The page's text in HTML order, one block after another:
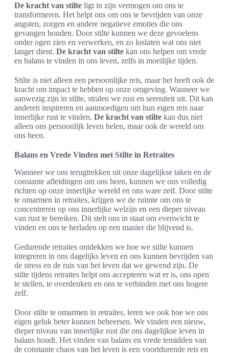
De kracht van stilte ligt in zijn vermogen om ons te
transformeren. Het helpt ons om ons te bevrijden van onze
angsten, zorgen en andere negatieve emoties die ons
gevangen houden. Door stilte kunnen we deze gevoelens
onder ogen zien en verwerken, en zo loslaten wat ons niet
langer dient. De kracht van stilte kan ons helpen om vrede
en balans te vinden in ons leven, zelfs in moeilijke tijden.
Stilte is niet alleen een persoonlijke reis, maar het heeft ook de
kracht om impact te hebben op onze omgeving. Wanneer we
aanwezig zijn in stilte, stralen we rust en sereniteit uit. Dit kan
anderen inspireren en aanmoedigen om hun eigen reis naar
innerlijke rust te vinden. De kracht van stilte kan dus niet
alleen ons persoonlijk leven helen, maar ook de wereld om
ons heen.
Balans en Vrede Vinden met Stilte in Retraites
Wanneer we ons terugtrekken uit onze dagelijkse taken en de
constante afleidingen om ons heen, kunnen we ons volledig
richten op onze innerlijke wereld en ons ware zelf. Door stilte
te omarmen in retraites, krijgen we de ruimte om ons te
concentreren op ons innerlijke welzijn en een dieper niveau
van rust te bereiken. Dit stelt ons in staat om evenwicht te
vinden en ons te herladen op een manier die blijvend is.
Gedurende retraites ontdekken we hoe we stilte kunnen
integreren in ons dagelijks leven en ons kunnen bevrijden van
de stress en de ruis van het leven dat we gewend zijn. De
stilte tijdens retraites helpt ons accepteren wat er is, ons open
te stellen, te overdenken en ons te verbinden met ons hogere
zelf.
Door stilte te omarmen in retraites, leren we ook hoe we ons
eigen geluk beter kunnen beheersen. We vinden een nieuw,
dieper niveau van innerlijke rust die ons dagelijkse leven in
balans houdt. Het vinden van balans en vrede temidden van
de constante chaos van het leven is een voortdurende reis en